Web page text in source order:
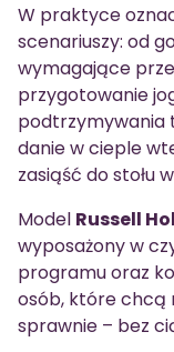
W praktyce
scenariuszy: od
wymagające
przygotowanie
danie w cieple
zasiąść do stołu
Model Russell
wyposażony w
programu oraz
osób, które chcą
sprawnie – bez